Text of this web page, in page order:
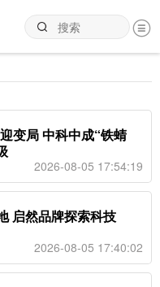
变局 中科中成“铁蜻
2026-08-05 17:54:19
启然品牌探索科技
2026-08-05 17:40:02